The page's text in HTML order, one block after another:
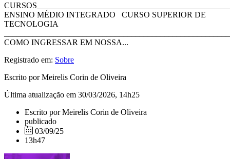
ENSINO MÉDIO INTEGRADO CURSO SUPERIOR DE
TECNOLOGIA
COMO INGRESSAR EM NOSSA...
Registrado em: Sobre
Escrito por Meirelis Corin de Oliveira
Última atualização em 30/03/2026, 14h25
Escrito por Meirelis Corin de Oliveira
publicado
03/09/25
13h47